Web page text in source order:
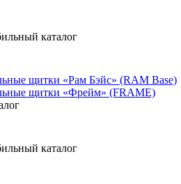
каталог
щитки «Рам Бэйс» (RAM Base)
щитки «Фрейм» (FRAME)
каталог